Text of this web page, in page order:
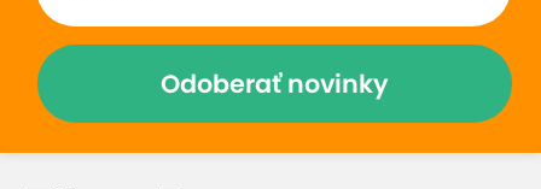
Prečo si vybrať túto ponuku
Odoberať novinky